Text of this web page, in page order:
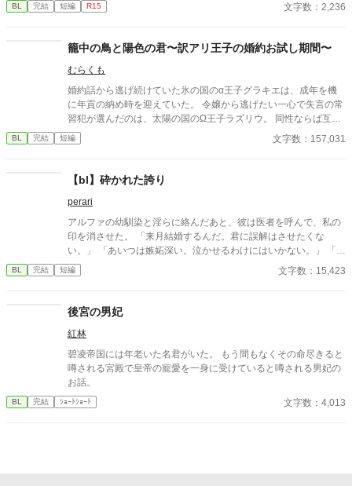
BL 完結 短編 R15 文字数：2,236
籠中の鳥と陽色の君〜訳アリ王子の婚約お試し期間〜
むらくも
婚約話から逃げ続けていた氷の国のα王子グラキエは、成年を機
に年貢の納め時を迎えていた。 令嬢から逃げたい一心で失言の常
習犯が選んだのは、太陽の国のΩ王子ラズリウ。 同性ならば互い
に別行動が可能だろうと見込んでの事だったけれど、どうにもそ
うはいかなくて……？ 本当はもっと、近くに居たい。 自由で居た
BL 完結 短編 文字数：157,031
【bl】砕かれた誇り
perari
アルファの幼馴染と淫らに絡んだあと、彼は医者を呼んで、私の
印を消させた。 「来月結婚するんだ。君に誤解はさせたくな
い。」 「あいつは嫉妬深い。泣かせるわけにはいかない。」 「君
ももう年頃の残り物のオメガだろ？ 俺の印をつけたまま、他の
アルファとお見合いするなんてありえない。」 彼は冷たく、けれ
す。 「長い間、俺に従ってきたんだから、君を傷つけたりはしな
い。」 「結婚の日には招待状を送る。必ず来て、席につけよ。」
--- いくつかのコメントを拝見し、大変申し訳なく思っておりま
す。 私は現在日本語を勉強しており、この文章はAI作品ではあり
ませんが、 一部に翻訳ソフトを使用しています。 もし読んでくだ
さる中で日本語のおかしな点をご指摘いただけましたら、 本当に
BL 完結 短編 文字数：15,423
後宮の男妃
紅林
碧凌帝国には年老いた名君がいた。 もう間もなくその命尽きると
噂される宮殿で皇帝の寵愛を一身に受けていると噂される男妃の
お話。
BL 完結 ｼｮｰﾄｼｮｰﾄ 文字数：4,013